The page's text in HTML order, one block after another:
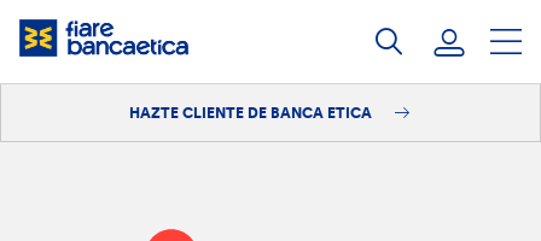
Saltar
HAZTE CLIENTE DE BANCA ETICA